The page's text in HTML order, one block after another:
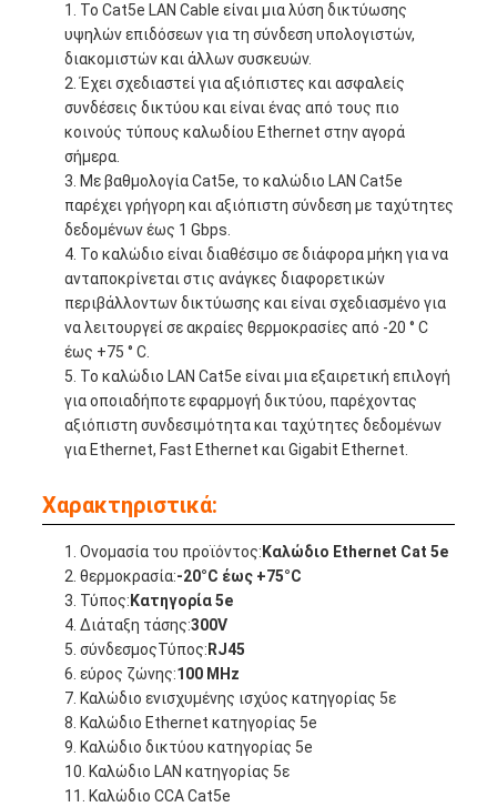
Το Cat5e LAN Cable είναι μια λύση δικτύωσης
υψηλών επιδόσεων για τη σύνδεση υπολογιστών,
διακομιστών και άλλων συσκευών.
Έχει σχεδιαστεί για αξιόπιστες και ασφαλείς
συνδέσεις δικτύου και είναι ένας από τους πιο
κοινούς τύπους καλωδίου Ethernet στην αγορά
σήμερα.
Με βαθμολογία Cat5e, το καλώδιο LAN Cat5e
παρέχει γρήγορη και αξιόπιστη σύνδεση με ταχύτητες
δεδομένων έως 1 Gbps.
Το καλώδιο είναι διαθέσιμο σε διάφορα μήκη για να
ανταποκρίνεται στις ανάγκες διαφορετικών
περιβάλλοντων δικτύωσης και είναι σχεδιασμένο για
να λειτουργεί σε ακραίες θερμοκρασίες από -20 ° C
έως +75 ° C.
Το καλώδιο LAN Cat5e είναι μια εξαιρετική επιλογή
για οποιαδήποτε εφαρμογή δικτύου, παρέχοντας
αξιόπιστη συνδεσιμότητα και ταχύτητες δεδομένων
για Ethernet, Fast Ethernet και Gigabit Ethernet.
Χαρακτηριστικά:
Ονομασία του προϊόντος: Καλώδιο Ethernet Cat 5e
θερμοκρασία:-20°C έως +75°C
Τύπος: Κατηγορία 5e
Διάταξη τάσης:300V
σύνδεσμοςΤύπος: RJ45
εύρος ζώνης:100 MHz
Καλώδιο ενισχυμένης ισχύος κατηγορίας 5ε
Καλώδιο Ethernet κατηγορίας 5e
Καλώδιο δικτύου κατηγορίας 5e
Καλώδιο LAN κατηγορίας 5ε
Καλώδιο CCA Cat5e